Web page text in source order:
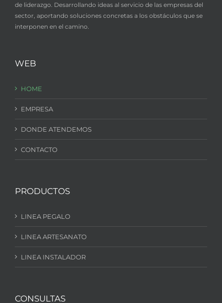
de liderazgo. Desarrollando ideas al servicio de las empresas del
sector, aportando soluciones concretas a los obstáculos que se
interponen en el camino.
WEB
HOME
EMPRESA
DONDE ATENDEMOS
CONTACTO
PRODUCTOS
LINEA PEGALO
LINEA ARTESANATO
LINEA INSTALADOR
CONSULTAS